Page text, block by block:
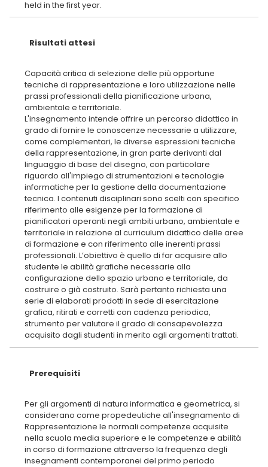
Risultati attesi
Capacità critica di selezione delle più opportune
tecniche di rappresentazione e loro utilizzazione nelle
prassi professionali della pianificazione urbana,
ambientale e territoriale.
L'insegnamento intende offrire un percorso didattico in
grado di fornire le conoscenze necessarie a utilizzare,
come complementari, le diverse espressioni tecniche
della rappresentazione, in gran parte derivanti dal
linguaggio di base del disegno, con particolare
riguardo all'impiego di strumentazioni e tecnologie
informatiche per la gestione della documentazione
tecnica. I contenuti disciplinari sono scelti con specifico
riferimento alle esigenze per la formazione di
pianificatori operanti negli ambiti urbano, ambientale e
territoriale in relazione al curriculum didattico delle aree
di formazione e con riferimento alle inerenti prassi
professionali. L’obiettivo è quello di far acquisire allo
studente le abilità grafiche necessarie alla
configurazione dello spazio urbano e territoriale, da
costruire o già costruito. Sarà pertanto richiesta una
serie di elaborati prodotti in sede di esercitazione
grafica, ritirati e corretti con cadenza periodica,
strumento per valutare il grado di consapevolezza
Prerequisiti
Per gli argomenti di natura informatica e geometrica, si
considerano come propedeutiche all'insegnamento di
Rappresentazione le normali competenze acquisite
nella scuola media superiore e le competenze e abilità
in corso di formazione attraverso la frequenza degli
insegnamenti contemporanei del primo periodo